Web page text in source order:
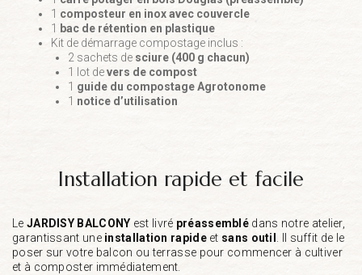
1 composteur en inox avec couvercle
1
bac de rétention en plastique
Kit de démarrage compostage inclus :
2 sachets de sciure (400 g chacun)
1 lot devers de compost
1 guide du compostage Agrotonome
1 notice d’utilisation
installation rapide et facile
Le JARDISY BALCONY est livré préassemblé dans notre atelier,
garantissant une installation rapideet sans outil
. Il suffit de le
poser sur votre balcon ou terrasse pour commencer à cultiver
et à composter immédiatement.